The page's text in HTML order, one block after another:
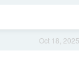
Oct 18, 2025